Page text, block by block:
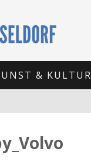
& KULTUR